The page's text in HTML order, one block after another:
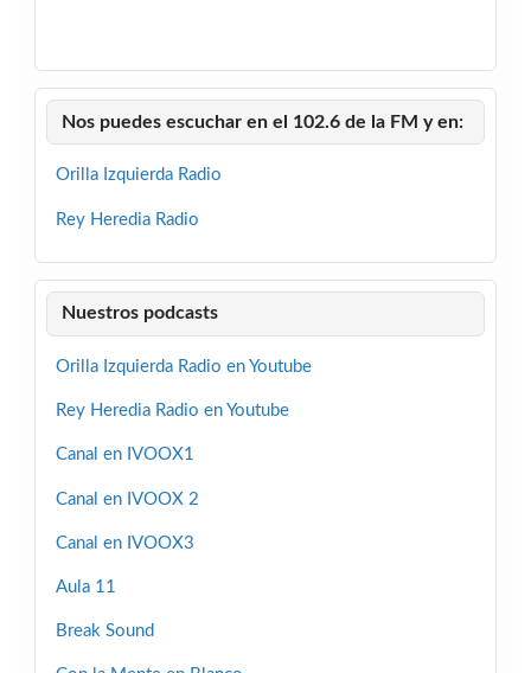
Nos puedes escuchar en el 102.6 de la FM y en:
Orilla Izquierda Radio
Rey Heredia Radio
Nuestros podcasts
Orilla Izquierda Radio en Youtube
Rey Heredia Radio en Youtube
Canal en IVOOX1
Canal en IVOOX 2
Canal en IVOOX3
Aula 11
Break Sound